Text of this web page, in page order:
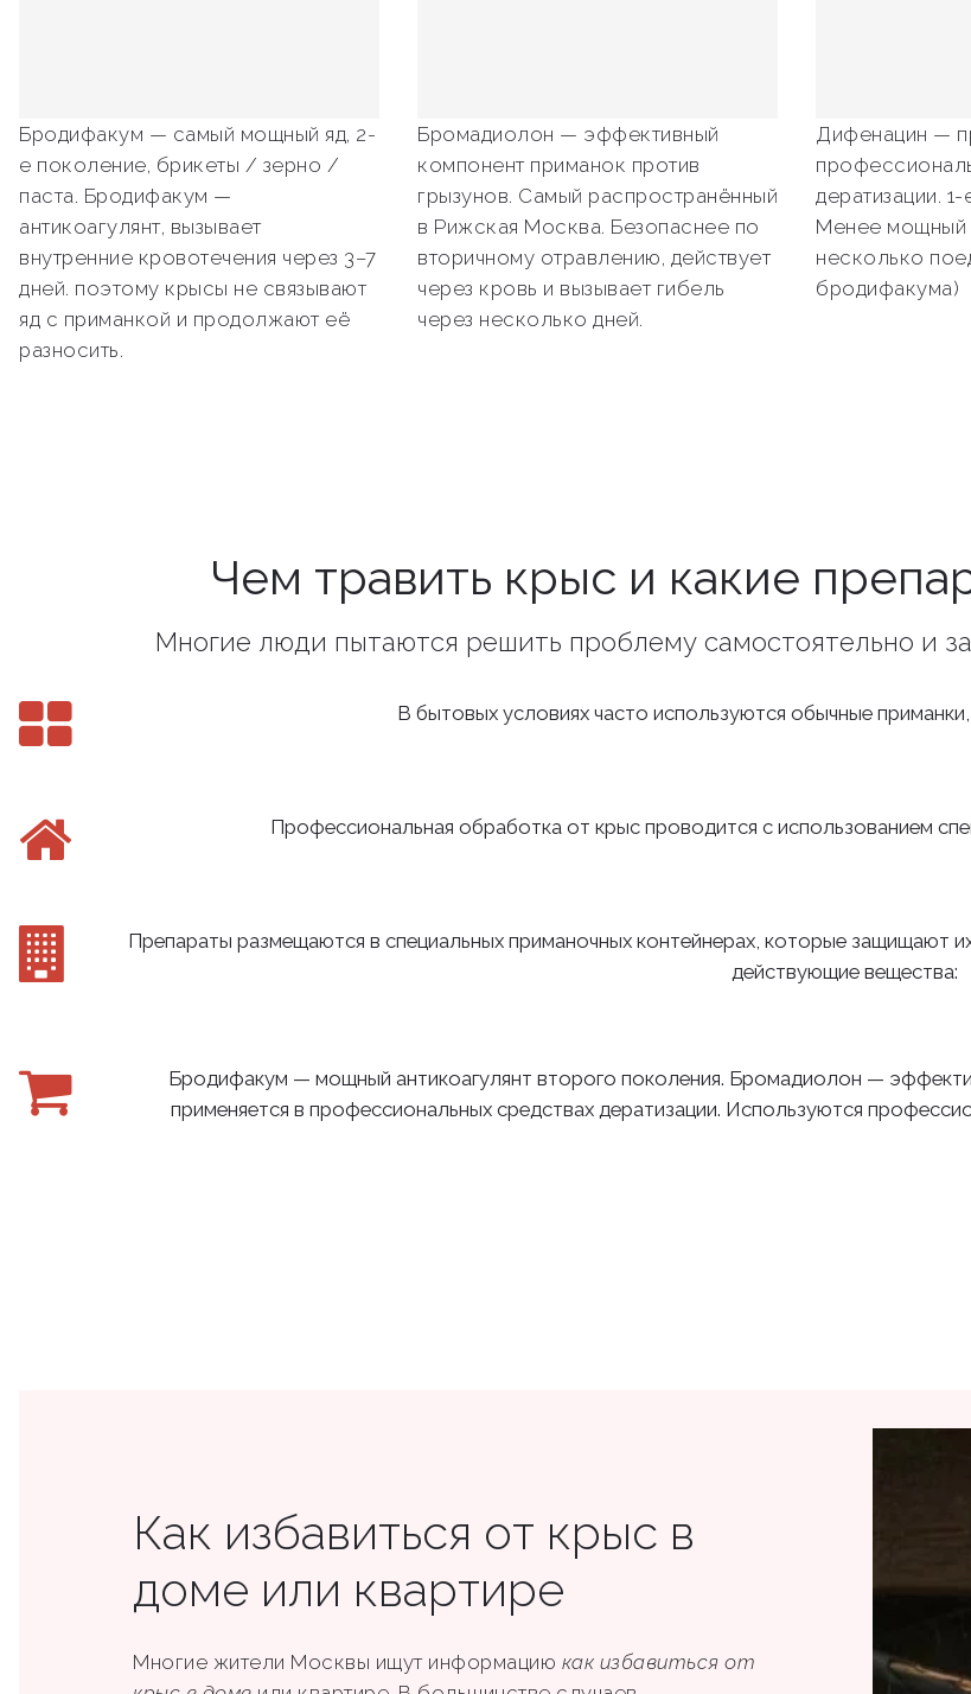
Бродифакум — самый мощный яд, 2-
е поколение, брикеты / зерно /
паста. Бродифакум —
антикоагулянт, вызывает
внутренние кровотечения через 3–7
дней. поэтому крысы не связывают
яд с приманкой и продолжают её
разносить.
Бромадиолон — эффективный
компонент приманок против
грызунов. Самый распространённый
в Рижская Москва. Безопаснее по
вторичному отравлению, действует
через кровь и вызывает гибель
через несколько дней.
Дифенацин —
дератизации.
Менее мощный
несколько
бродифакума)
Чем травить крыс и какие
Многие люди пытаются решить проблему самостоятельно и
В бытовых условиях часто используются обычные
Профессиональная обработка от крыс проводится с использованием
Препараты размещаются в специальных приманочных контейнерах, которые защищают
действующие вещества:
Бродифакум — мощный антикоагулянт второго поколения. Бромадиолон —
применяется в профессиональных средствах дератизации. Используются
Как избавиться от крыс в
доме или квартире
Многие жители Москвы ищут информацию как избавиться от